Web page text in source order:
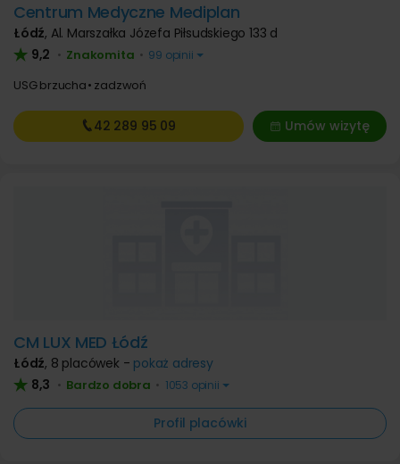
Centrum Medyczne Mediplan
Łódź, Al. Marszałka Józefa Piłsudskiego 133 d
9,2 • Znakomita • 99 opinii
USG brzucha zadzwoń
Umów wizytę
42 289 95 09
CM LUX MED Łódź
Łódź, 8 placówek - pokaż adresy
8,3 • Bardzo dobra • 1053 opinii
Profil placówki